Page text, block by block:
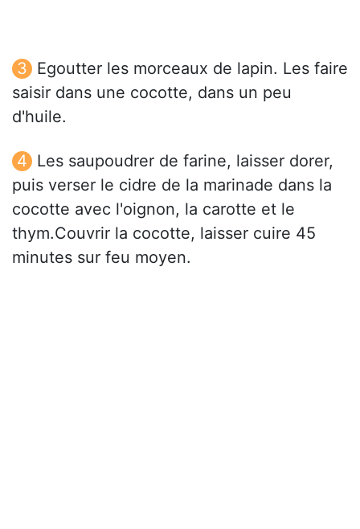
Egoutter les morceaux de lapin. Les faire
saisir dans une cocotte, dans un peu
d'huile.
Les saupoudrer de farine, laisser dorer,
puis verser le cidre de la marinade dans la
cocotte avec l'oignon, la carotte et le
thym.Couvrir la cocotte, laisser cuire 45
minutes sur feu moyen.